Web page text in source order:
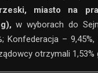
miasto na
w wyborach do
Konfederacja –
otrzymali 1,53%